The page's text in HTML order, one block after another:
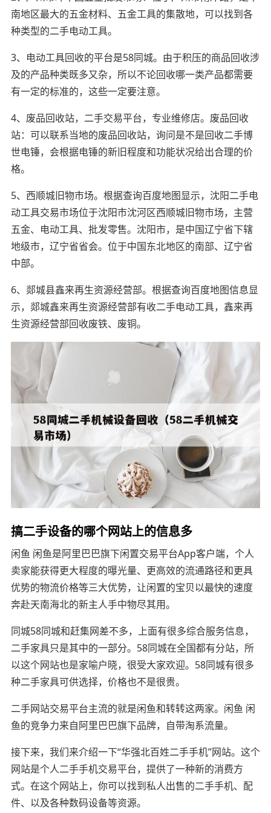
南地区最大的五金材料、五金工具的集散地，可以找到各
种类型的二手电动工具。
3、电动工具回收的平台是58同城。由于积压的商品回收涉
及的产品种类既多又杂，所以不论回收哪一类产品都需要
有一定的标准的，这些一定要注意。
4、废品回收站，二手交易平台，专业维修店。废品回收
站：可以联系当地的废品回收站，询问是不是回收二手博
世电锤，会根据电锤的新旧程度和功能状况给出合理的价
格。
5、西顺城旧物市场。根据查询百度地图显示，沈阳二手电
动工具交易市场位于沈阳市沈河区西顺城旧物市场，主营
五金、电动工具、批发零售。沈阳市，是中国辽宁省下辖
地级市，辽宁省省会。位于中国东北地区的南部、辽宁省
中部。
6、郯城县鑫来再生资源经营部。根据查询百度地图信息显
示，郯城鑫来再生资源经营部有收二手电动工具，鑫来再
生资源经营部回收废铁、废铜。
搞二手设备的哪个网站上的信息多
闲鱼 闲鱼是阿里巴巴旗下闲置交易平台App客户端，个人
卖家能获得更大程度的曝光量、更高效的流通路径和更具
优势的物流价格等三大优势，让闲置的宝贝以最快的速度
奔赴天南海北的新主人手中物尽其用。
同城58同城和赶集网差不多，上面有很多综合服务信息，
二手家具只是其中的一部分。58同城在全国都有分站，所
以这个网站也是家喻户晓，很受大家欢迎。58同城有很多
种二手家具可供选择，价格也不是很贵。
二手网站交易平台主流的就是闲鱼和转转这两家。闲鱼 闲
鱼的竞争力来自阿里巴巴旗下品牌，自带淘系流量。
接下来，我们来介绍一下“华强北百姓二手手机”网站。这个
网站是个人二手手机交易平台，提供了一种新的消费方
式。在这个网站上，你可以找到私人出售的二手手机、配
件、以及各种数码设备等资源。